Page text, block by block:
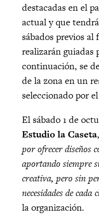
destacadas en el
actual y que
sábados previos al
realizarán guiadas
continuación, se
de la zona en un
seleccionado por
El sábado 1 de
Estudio la Caseta
por ofrecer diseños
aportando siempre
creativa, pero sin
necesidades de cada
la organización.